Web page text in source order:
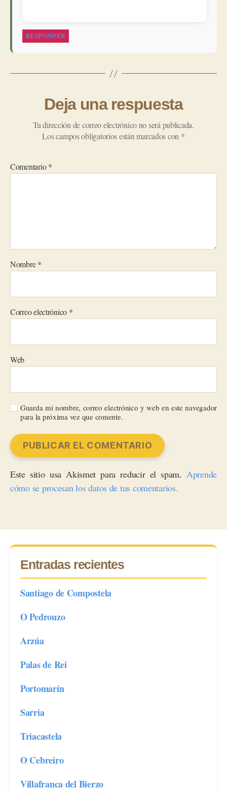
RESPONDER
Deja una respuesta
Tu dirección de correo electrónico no será publicada.
Los campos obligatorios están marcados con *
Comentario*
Nombre*
Correo electrónico *
Web
Guarda mi nombre, correo electrónico y web en este navegador
para la próxima vez que comente.
Este sitio usa Akismet para reducir el spam. Aprende
cómo se procesan los datos de tus comentarios.
Entradas recientes
Santiago de Compostela
O Pedrouzo
Arzúa
Palas de Rei
Portomarín
Sarria
Triacastela
O Cebreiro
Villafranca del Bierzo